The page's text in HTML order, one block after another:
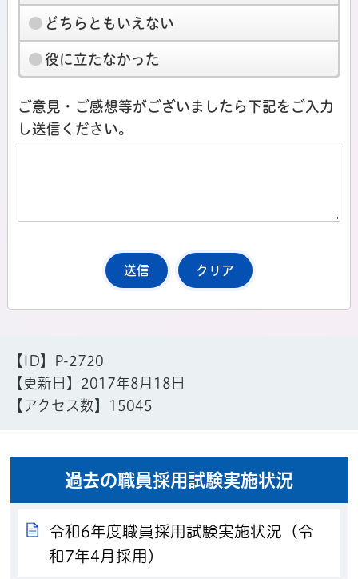
どちらともいえない
役に立たなかった
ご意見・ご感想等がございましたら下記をご入力
し送信ください。
【ID】
P-2720
【更新日】 2017年8月18日
【アクセス数】
15045
過去の職員採用試験実施状況
令和6年度職員採用試験実施状況（令
和7年4月採用）